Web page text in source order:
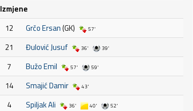
Izmjene
12
Grčo Ersan(GK) 57'
21 Đulović Jusuf 36' 39'
7 Bužo Emil 57' 59'
14 Smajić Damir 43'
4 Spiljak Ali 36' 40' 52'